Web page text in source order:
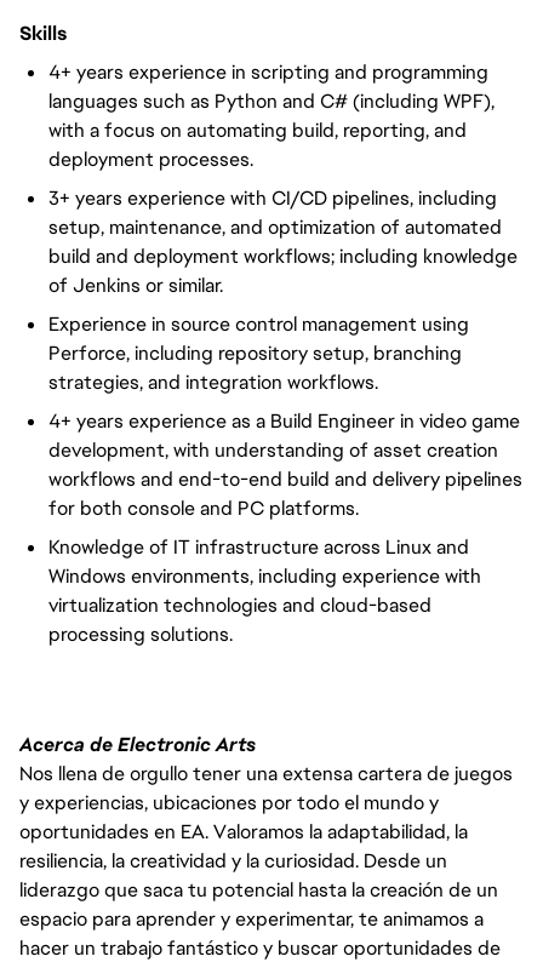
Skills
4+ years experience in scripting and programming
languages such as Python and C# (including WPF),
with a focus on automating build, reporting, and
deployment processes.
3+ years experience with CI/CD pipelines, including
setup, maintenance, and optimization of automated
build and deployment workflows; including knowledge
of Jenkins or similar.
Experiencein source control management using
Perforce, including repository setup, branching
strategies, and integration workflows.
4+ years experience as a Build Engineer in video game
development, with understanding of asset creation
workflows and end-to-end build and delivery pipelines
for both console and PC platforms.
Knowledge of IT infrastructure across Linux and
Windows environments, including experience with
virtualization technologies and cloud-based
processing solutions.
Acerca de Electronic Arts
Nos llena de orgullo tener una extensa cartera de juegos
y experiencias, ubicaciones por todo el mundo y
oportunidades en EA. Valoramos la adaptabilidad, la
resiliencia, la creatividad y la curiosidad. Desde un
liderazgo que saca tu potencial hasta la creación de un
espacio para aprender y experimentar, te animamos a
hacer un trabajo fantástico y buscar oportunidades de